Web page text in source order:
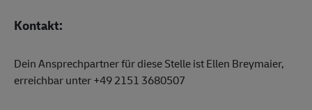
Kontakt:
Dein Ansprechpartner für diese Stelle ist Ellen Breymaier,
erreichbar unter +49 2151 3680507